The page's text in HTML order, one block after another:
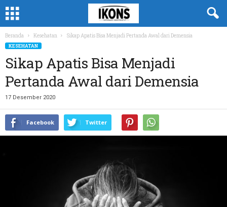
Beranda Kesehatan Sikap Apatis Bisa Menjadi Pertanda Awal dari Demensia
KESEHATAN
Sikap Apatis Bisa Menjadi
Pertanda Awal dari Demensia
17 Desember 2020
Facebook Twitter